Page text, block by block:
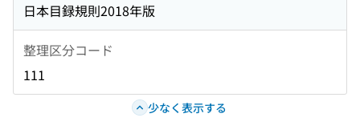
日本目録規則2018年版
整理区分コード
111
少なく表示する